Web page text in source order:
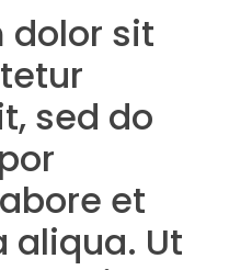
dolor sit
sed do
et
aliqua. Ut